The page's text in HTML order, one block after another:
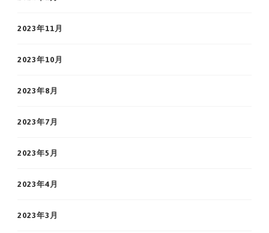
2023年11月
2023年10月
2023年8月
2023年7月
2023年5月
2023年4月
2023年3月